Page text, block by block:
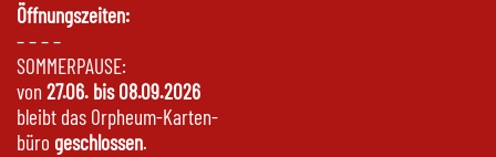
Öffnungszeiten:
– – – –
SOMMERPAUSE:
von 27.06. bis 08.09.2026
bleibt das Orpheum-Karten-
büro geschlossen.